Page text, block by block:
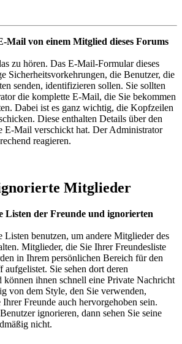
Mail von einem Mitglied dieses Forums
zu hören. Das E-Mail-Formular dieses
Sicherheitsvorkehrungen, die Benutzer, die
senden, identifizieren sollen. Sie sollten
die komplette E-Mail, die Sie bekommen
Dabei ist es ganz wichtig, die Kopfzeilen
Diese enthalten Details über den
E-Mail verschickt hat. Der Administrator
reagieren.
Mitglieder
Listen der Freunde und ignorierten
Listen benutzen, um andere Mitglieder des
Mitglieder, die Sie Ihrer Freundesliste
in Ihrem persönlichen Bereich für den
Sie sehen dort deren
können ihnen schnell eine Private Nachricht
von dem Style, den Sie verwenden,
Freunde auch hervorgehoben sein.
ignorieren, dann sehen Sie seine
nicht.